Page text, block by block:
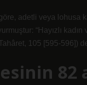
adetli veya lohusa
“Hayızlı
105 [595-596])
82